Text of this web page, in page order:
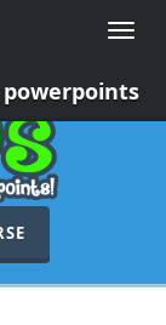
Toggle
powerpoints